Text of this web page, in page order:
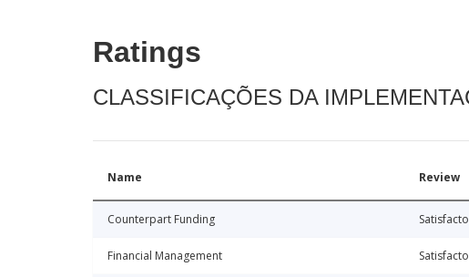
Ratings
CLASSIFICAÇÕES DA
Name Review
Counterpart Funding
Financial Management